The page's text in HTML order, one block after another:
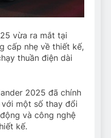
vừa ra mắt tại
cấp nhẹ về thiết kế,
thuần điện dài
2025 đã chính
một số thay đổi
và công nghệ
kế.